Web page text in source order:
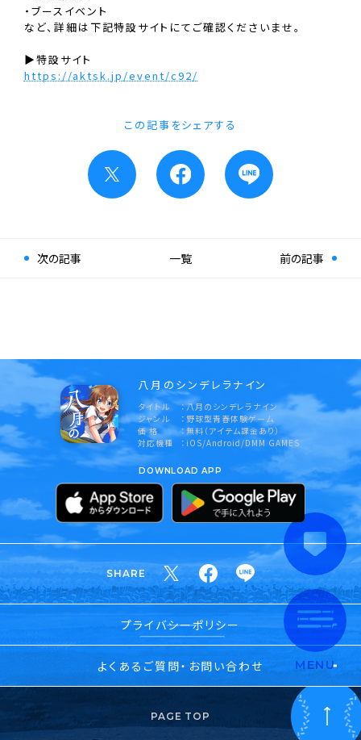
・ブースイベント
など、詳細は下記特設サイトにてご確認くださいませ。
▶︎特設サイト
https://aktsk.jp/event/c92/
この記事をシェアする
次の記事 前の記事
一覧
八月のシンデレラナイン
タイトル
八月のシンデレラナイン
ジャンル
野球型青春体験ゲーム
価 格
無料（アイテム課金あり）
対応機種
iOS/Android/DMM GAMES
DOWNLOAD APP
SHARE
プライバシーポリシー
よくあるご質問・お問い合わせ MENU
PAGE TOP